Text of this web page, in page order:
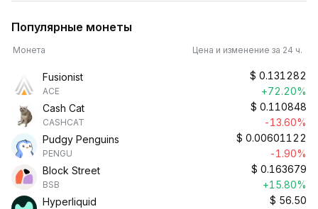
Популярные монеты
Монета Цена и изменение за 24 ч.
Fusionist
ACE
$ 0.131282
+72.20%
Cash Cat
CASHCAT
$ 0.110848
-13.60%
Pudgy Penguins
PENGU
$ 0.00601122
-1.90%
Block Street
BSB
$ 0.163679
+15.80%
Hyperliquid
$ 56.50